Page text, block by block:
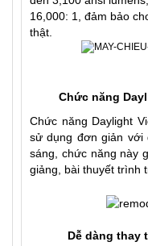
16,000: 1, đảm bảo
thật.
Chức năng
Chức năng Daylight
sử dụng đơn giản với
sáng, chức năng này
giảng, bài thuyết trình
Dễ dàng thay